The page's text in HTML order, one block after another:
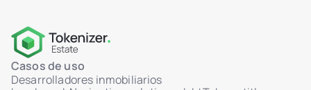
Casos de uso
Desarrolladores inmobiliarios